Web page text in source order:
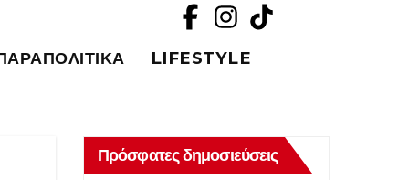
LIFESTYLE
Πρόσφατες δημοσιεύσεις